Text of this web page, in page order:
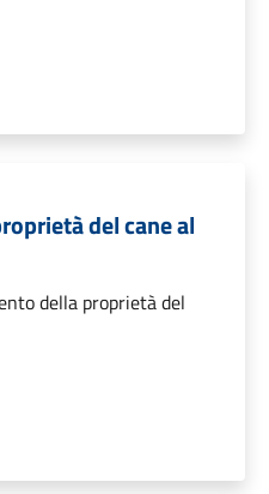
del cane al
della proprietà del